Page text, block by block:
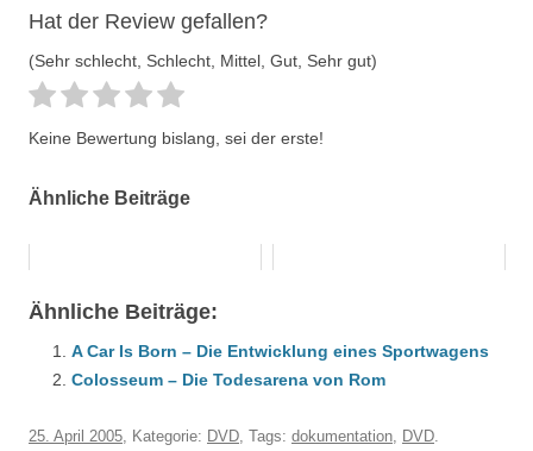
Hat der Review gefallen?
(Sehr schlecht, Schlecht, Mittel, Gut, Sehr gut)
Keine Bewertung bislang, sei der erste!
Ähnliche Beiträge
Ähnliche Beiträge:
A Car Is Born – Die Entwicklung eines Sportwagens
Colosseum – Die Todesarena von Rom
25. April 2005 , Kategorie: DVD , Tags: dokumentation DVD